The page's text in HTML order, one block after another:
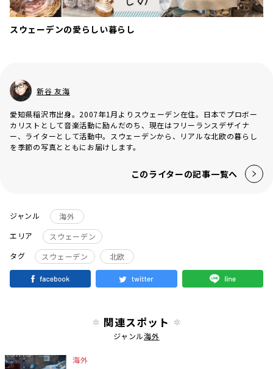
スウェーデンの愛らしい暮らし
新谷 友海
愛知県稲沢市出身。2007年1月よりスウェーデン在住。日本でプロボー
カリストとして音楽活動に励んだのち、現在はフリーランスデザイナ
ー、ライターとして活動中。スウェーデンから、リアルな北欧の暮らし
を季節の写真とともにお届けします。
このライターの記事一覧へ
ジャンル
海外
エリア
スウェーデン
タグ
スウェーデン 北欧
関連スポット
ジャンル海外
海外